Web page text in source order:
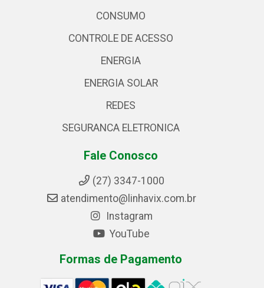
CONSUMO
CONTROLE DE ACESSO
ENERGIA
ENERGIA SOLAR
REDES
SEGURANCA ELETRONICA
Fale Conosco
(27) 3347-1000
atendimento@linhavix.com.br
Instagram
YouTube
Formas de Pagamento